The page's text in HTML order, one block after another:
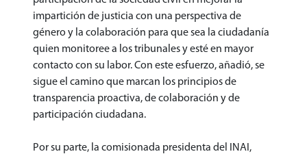
impartición de justicia con una perspectiva de
género y la colaboración para que sea la ciudadanía
quien monitoree a los tribunales y esté en mayor
contacto con su labor. Con este esfuerzo, añadió, se
sigue el camino que marcan los principios de
transparencia proactiva, de colaboración y de
participación ciudadana.
Por su parte, la comisionada presidenta del INAI,